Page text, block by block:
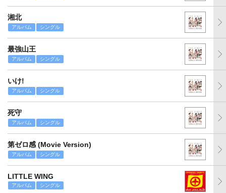
湘北
アルバム シングル
最強山王
アルバム シングル
いけ!
アルバム シングル
死守
アルバム シングル
第ゼロ感 (Movie Version)
アルバム シングル
LITTLE WING
アルバム シングル